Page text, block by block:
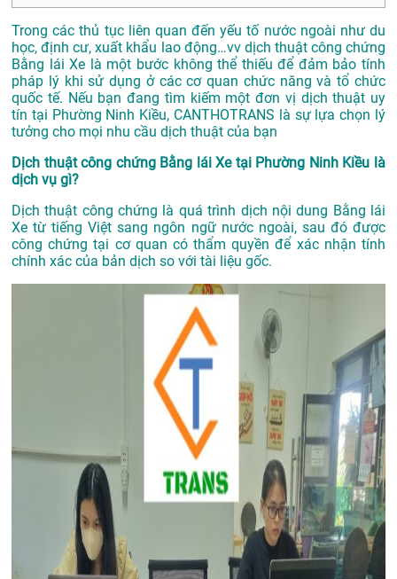
Trong các thủ tục liên quan đến yếu tố nước ngoài như du
học, định cư, xuất khẩu lao động…vv dịch thuật công chứng
Bằng lái Xe là một bước không thể thiếu để đảm bảo tính
pháp lý khi sử dụng ở các cơ quan chức năng và tổ chức
quốc tế. Nếu bạn đang tìm kiếm một đơn vị dịch thuật uy
tín tại Phường Ninh Kiều, CANTHOTRANS là sự lựa chọn lý
tưởng cho mọi nhu cầu dịch thuật của bạn
Dịch thuật công chứng Bằng lái Xe tại Phường Ninh Kiều là
dịch vụ gì?
Dịch thuật công chứng là quá trình dịch nội dung Bằng lái
Xe từ tiếng Việt sang ngôn ngữ nước ngoài, sau đó được
công chứng tại cơ quan có thẩm quyền để xác nhận tính
chính xác của bản dịch so với tài liệu gốc.